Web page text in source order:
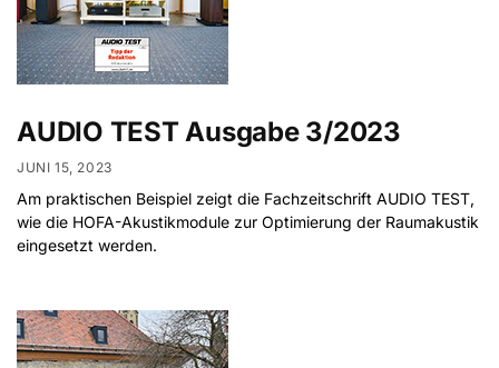
AUDIO TEST Ausgabe 3/2023
JUNI 15, 2023
Am praktischen Beispiel zeigt die Fachzeitschrift AUDIO TEST,
wie die HOFA-Akustikmodule zur Optimierung der Raumakustik
eingesetzt werden.